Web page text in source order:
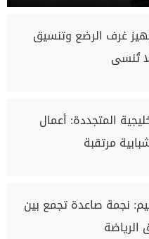
غرف الرضع وتنسيق
تُنسى
المتجددة: أعمال
مرتقبة
نجمة صاعدة تجمع بين
الرياضة